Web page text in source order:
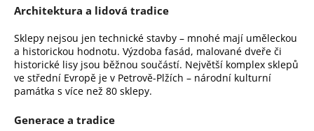
Architektura a lidová tradice
Sklepy nejsou jen technické stavby – mnohé mají uměleckou
a historickou hodnotu. Výzdoba fasád, malované dveře či
historické lisy jsou běžnou součástí. Největší komplex sklepů
ve střední Evropě je v Petrově-Plžích – národní kulturní
památka s více než 80 sklepy.
Generace a tradice
HLEDAT
D